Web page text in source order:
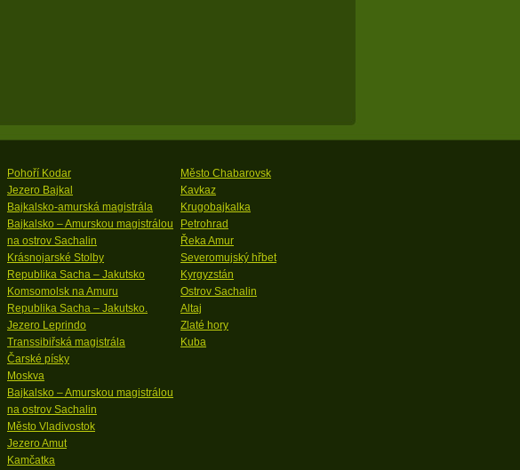
Pohoří Kodar
Jezero Bajkal
Bajkalsko-amurská magistrála
Bajkalsko – Amurskou magistrálou
na ostrov Sachalin
Krásnojarské Stolby
Republika Sacha – Jakutsko
Komsomolsk na Amuru
Republika Sacha – Jakutsko.
Jezero Leprindo
Transsibiřská magistrála
Čarské písky
Moskva
Bajkalsko – Amurskou magistrálou
na ostrov Sachalin
Město Vladivostok
Jezero Amut
Kamčatka
Město Chabarovsk
Kavkaz
Krugobajkalka
Petrohrad
Řeka Amur
Severomujský hřbet
Kyrgyzstán
Ostrov Sachalin
Altaj
Zlaté hory
Kuba